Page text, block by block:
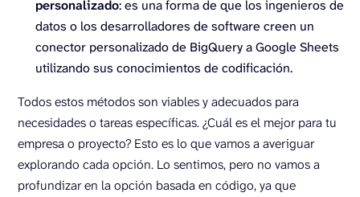
personalizado: es una forma de que los ingenieros de
datos o los desarrolladores de software creen un
conector personalizado de BigQuery a Google Sheets
utilizando sus conocimientos de codificación.
Todos estos métodos son viables y adecuados para
necesidades o tareas específicas. ¿Cuál es el mejor para tu
empresa o proyecto? Esto es lo que vamos a averiguar
explorando cada opción. Lo sentimos, pero no vamos a
profundizar en la opción basada en código, ya que